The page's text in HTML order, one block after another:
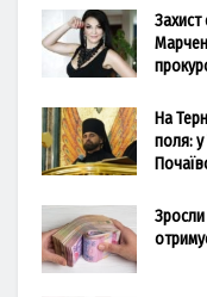
На
поля:
Зросли